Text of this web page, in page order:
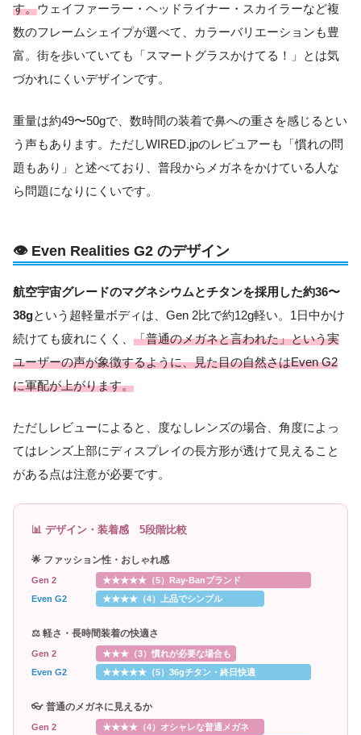
す。ウェイファーラー・ヘッドライナー・スカイラーなど複
数のフレームシェイプが選べて、カラーバリエーションも豊
富。街を歩いていても「スマートグラスかけてる！」とは気
づかれにくいデザインです。
重量は約49〜50gで、数時間の装着で鼻への重さを感じるとい
う声もあります。ただしWIRED.jpのレビュアーも「慣れの問
題もあり」と述べており、普段からメガネをかけている人な
ら問題になりにくいです。
👁️ Even Realities G2 のデザイン
航空宇宙グレードのマグネシウムとチタンを採用した約36〜
38gという超軽量ボディは、Gen 2比で約12g軽い。1日中かけ
続けても疲れにくく、 「普通のメガネと言われた」という実
ユーザーの声が象徴するように、見た目の自然さはEven G2
に軍配が上がります。
ただしレビューによると、度なしレンズの場合、角度によっ
てはレンズ上部にディスプレイの長方形が透けて見えること
がある点は注意が必要です。
📊 デザイン・装着感 5段階比較
🌟 ファッション性・おしゃれ感
Gen 2
★★★★★（5）Ray-Banブランド
Even G2
★★★★（4）上品でシンプル
⚖️ 軽さ・長時間装着の快適さ
Gen 2
★★★（3）慣れが必要な場合も
Even G2
★★★★★（5）36gチタン・終日快適
👓 普通のメガネに見えるか
Gen 2
★★★★（4）オシャレな普通メガネ